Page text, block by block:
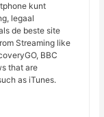
kunt
legaal
de beste site
Streaming like
BBC
that are
as iTunes.